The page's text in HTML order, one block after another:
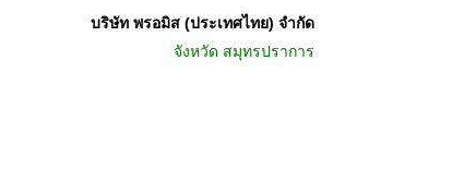
บริษัท พรอมิส (ประเทศไทย) จำกัด
จังหวัด สมุทรปราการ